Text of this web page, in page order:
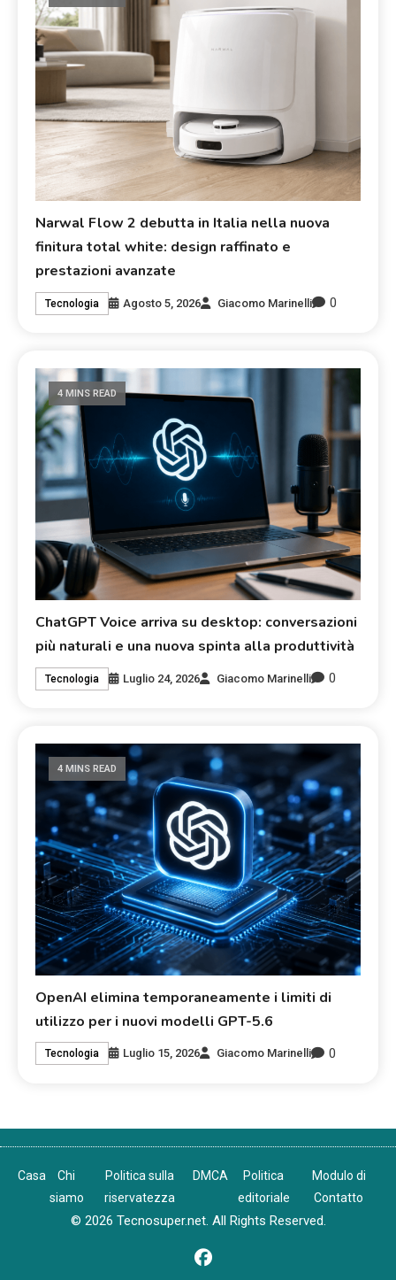
Narwal Flow 2 debutta in Italia nella nuova
finitura total white: design raffinato e
prestazioni avanzate
Tecnologia Agosto 5, 2026 Giacomo Marinelli 0
4 MINS READ
ChatGPT Voice arriva su desktop: conversazioni
più naturali e una nuova spinta alla produttività
Tecnologia Luglio 24, 2026 Giacomo Marinelli 0
4 MINS READ
OpenAI elimina temporaneamente i limiti di
utilizzo per i nuovi modelli GPT-5.6
Tecnologia Luglio 15, 2026 Giacomo Marinelli 0
Casa
Chi
siamo
Politica sulla
riservatezza
DMCA
Politica
editoriale
Modulo di
Contatto
© 2026 Tecnosuper.net. All Rights Reserved.